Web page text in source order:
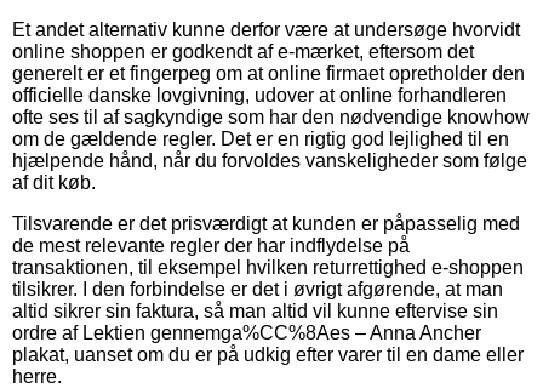
Et andet alternativ kunne derfor være at undersøge hvorvidt
online shoppen er godkendt af e-mærket, eftersom det
generelt er et fingerpeg om at online firmaet opretholder den
officielle danske lovgivning, udover at online forhandleren
ofte ses til af sagkyndige som har den nødvendige knowhow
om de gældende regler. Det er en rigtig god lejlighed til en
hjælpende hånd, når du forvoldes vanskeligheder som følge
af dit køb.
Tilsvarende er det prisværdigt at kunden er påpasselig med
de mest relevante regler der har indflydelse på
transaktionen, til eksempel hvilken returrettighed e-shoppen
tilsikrer. I den forbindelse er det i øvrigt afgørende, at man
altid sikrer sin faktura, så man altid vil kunne eftervise sin
ordre af Lektien gennemga%CC%8Aes – Anna Ancher
plakat, uanset om du er på udkig efter varer til en dame eller
herre.